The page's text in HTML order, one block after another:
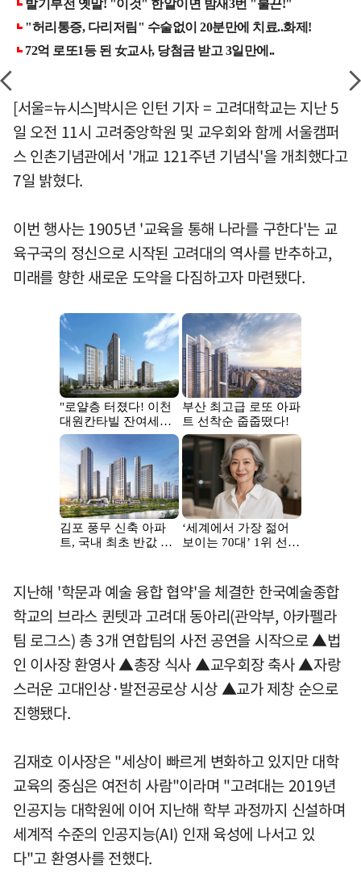
[서울=뉴시스]박시은 인턴 기자 = 고려대학교는 지난 5
일 오전 11시 고려중앙학원 및 교우회와 함께 서울캠퍼
스 인촌기념관에서 '개교 121주년 기념식'을 개최했다고
7일 밝혔다.
이번 행사는 1905년 '교육을 통해 나라를 구한다'는 교
육구국의 정신으로 시작된 고려대의 역사를 반추하고,
미래를 향한 새로운 도약을 다짐하고자 마련됐다.
지난해 '학문과 예술 융합 협약'을 체결한 한국예술종합
학교의 브라스 퀸텟과 고려대 동아리(관악부, 아카펠라
팀 로그스) 총 3개 연합팀의 사전 공연을 시작으로 ▲법
인 이사장 환영사 ▲총장 식사 ▲교우회장 축사 ▲자랑
스러운 고대인상·발전공로상 시상 ▲교가 제창 순으로
진행됐다.
김재호 이사장은 "세상이 빠르게 변화하고 있지만 대학
교육의 중심은 여전히 사람"이라며 "고려대는 2019년
인공지능 대학원에 이어 지난해 학부 과정까지 신설하며
세계적 수준의 인공지능(AI) 인재 육성에 나서고 있
다"고 환영사를 전했다.